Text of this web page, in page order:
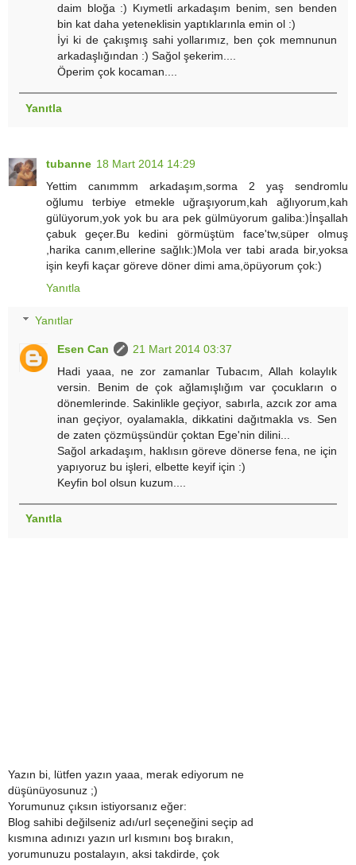
daim bloğa :) Kıymetli arkadaşım benim, sen benden
bin kat daha yeteneklisin yaptıklarınla emin ol :)
İyi ki de çakışmış sahi yollarımız, ben çok memnunun
arkadaşlığından :) Sağol şekerim....
Öperim çok kocaman....
Yanıtla
tubanne 18 Mart 2014 14:29
Yettim canımmm arkadaşım,sorma 2 yaş sendromlu
oğlumu terbiye etmekle uğraşıyorum,kah ağlıyorum,kah
gülüyorum,yok yok bu ara pek gülmüyorum galiba:)İnşallah
çabuk geçer.Bu kedini görmüştüm face'tw,süper olmuş
,harika canım,ellerine sağlık:)Mola ver tabi arada bir,yoksa
işin keyfi kaçar göreve döner dimi ama,öpüyorum çok:)
Yanıtla
Yanıtlar
Esen Can
21 Mart 2014 03:37
Hadi yaaa, ne zor zamanlar Tubacım, Allah kolaylık
versin. Benim de çok ağlamışlığım var çocukların o
dönemlerinde. Sakinlikle geçiyor, sabırla, azcık zor ama
inan geçiyor, oyalamakla, dikkatini dağıtmakla vs. Sen
de zaten çözmüşsündür çoktan Ege'nin dilini...
Sağol arkadaşım, haklısın göreve dönerse fena, ne için
yapıyoruz bu işleri, elbette keyif için :)
Keyfin bol olsun kuzum....
Yanıtla
Yazın bi, lütfen yazın yaaa, merak ediyorum ne
düşünüyosunuz ;)
Yorumunuz çıksın istiyorsanız eğer:
Blog sahibi değilseniz adı/url seçeneğini seçip ad
kısmına adınızı yazın url kısmını boş bırakın,
yorumunuzu postalayın, aksi takdirde, çok